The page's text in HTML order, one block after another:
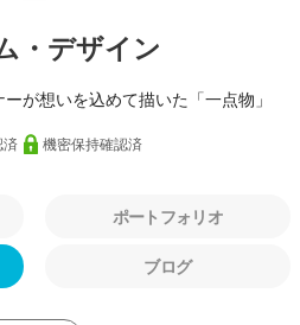
・デザイン
が想いを込めて描いた「一点物」
済 機密保持確認済
ポートフォリオ
ブログ